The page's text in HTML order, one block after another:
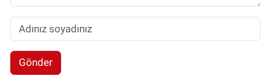
Gönder